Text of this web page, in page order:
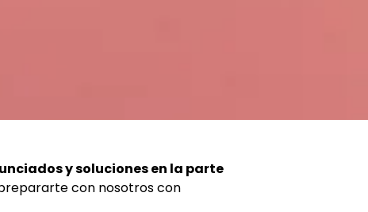
y soluciones en la parte
con nosotros con